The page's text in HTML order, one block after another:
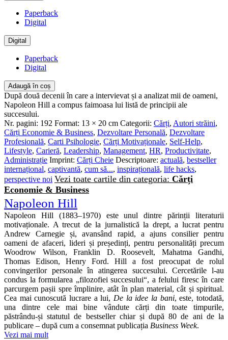
Paperback
Digital
Digital
Paperback
Digital
Adaugă în coș
După două decenii în care a intervievat și a analizat mii de oameni,
Napoleon Hill a compus faimoasa lui listă de principii ale
succesului.
Nr. pagini: 192 Format: 13 × 20 cm Categorii: Cărți, Autori străini,
Cărți Economie & Business, Dezvoltare Personală, Dezvoltare
Profesională, Carti Psihologie, Cărți Motivaționale, Self-Help,
Lifestyle, Carieră, Leadership, Management, HR, Productivitate,
Administrație Imprint: Cărți Cheie Descriptoare: actuală, bestseller
internațional, captivantă, cum să..., inspirațională, life hacks,
perspective noi Vezi toate cartile din categoria: Cărți
Economie & Business
Napoleon Hill
Napoleon Hill (1883–1970) este unul dintre părinții literaturii
motivaționale. A trecut de la jurnalistică la drept, a lucrat pentru
Andrew Carnegie și, avansând rapid, a ajuns consilier pentru
oameni de afaceri, lideri și președinți, pentru personalități precum
Woodrow Wilson, Franklin D. Roosevelt, Mahatma Gandhi,
Thomas Edison, Henry Ford. Hill a fost preocupat de rolul
convingerilor personale în atingerea succesului. Cercetările l‑au
condus la formularea „filozofiei succesului“, a felului firesc în care
parcurgem pașii spre împlinire, atât în plan material, cât și spiritual.
Cea mai cunoscută lucrare a lui, De la idee la bani, este, totodată,
una dintre cele mai bine vândute cărți din toate timpurile,
păstrându‑și statutul de bestseller chiar și după 80 de ani de la
publicare – după cum a consemnat publicația Business Week.
Vezi mai mult